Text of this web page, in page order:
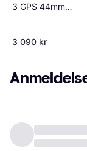
3 GPS 44mm
3 090 kr